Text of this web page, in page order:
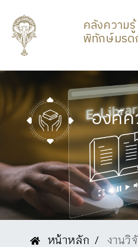
คลังความรู้
พิทักษ์มรด
องค์
หน้าหลัก งานวิ